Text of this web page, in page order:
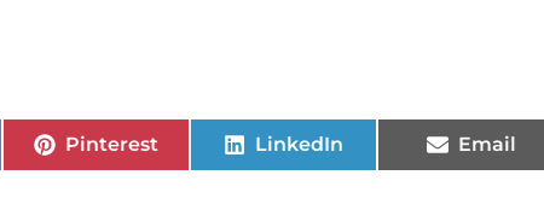
Pinterest LinkedIn Email